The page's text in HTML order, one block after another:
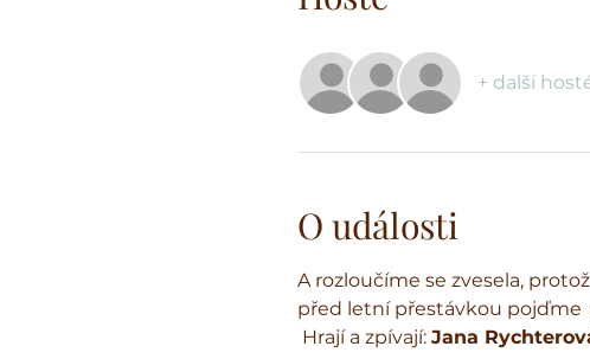
+ další
O události
A rozloučíme se zvesela,
před letní
Hrají a zpívají: Jana